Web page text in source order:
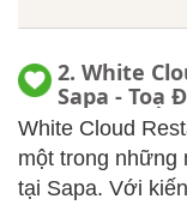
2. White
Sapa - Toạ
Núi Tuyệt
White Cloud
một trong những
tại Sapa. Với